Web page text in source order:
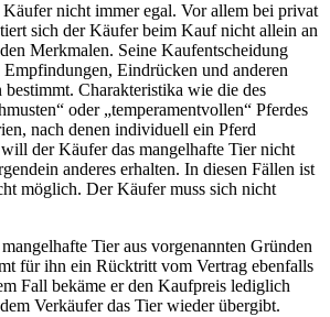
nicht immer egal. Vor allem bei privat
sich der Käufer beim Kauf nicht allein an
Merkmalen. Seine Kaufentscheidung
Eindrücken und anderen
Charakteristika wie die des
oder „temperamentvollen“ Pferdes
nach denen individuell ein Pferd
der Käufer das mangelhafte Tier nicht
anderes erhalten. In diesen Fällen ist
möglich. Der Käufer muss sich nicht
Tier aus vorgenannten Gründen
für ihn ein Rücktritt vom Vertrag ebenfalls
Fall bekäme er den Kaufpreis lediglich
Verkäufer das Tier wieder übergibt.